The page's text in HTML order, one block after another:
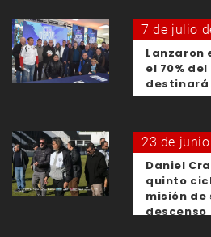
7 de julio
Lanzaron
el 70%
destinará
23 de
Daniel
quinto
misión
descenso